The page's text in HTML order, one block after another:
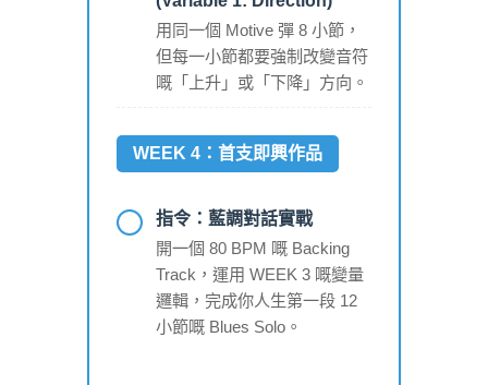
用同一個 Motive 彈 8 小節，
但每一小節都要強制改變音符
嘅「上升」或「下降」方向。
WEEK 4：首支即興作品
指令：藍調對話實戰
開一個 80 BPM 嘅 Backing
Track，運用 WEEK 3 嘅變量
邏輯，完成你人生第一段 12
小節嘅 Blues Solo。